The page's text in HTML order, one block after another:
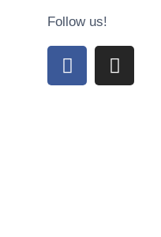
Follow us!